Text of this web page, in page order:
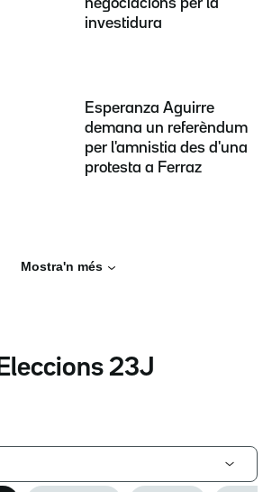
negociacions per la
investidura
Esperanza Aguirre
demana un referèndum
per l'amnistia des d'una
protesta a Ferraz
Mostra'n més
23J